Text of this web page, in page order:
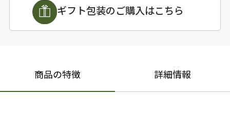
ギフト包装のご購入はこちら
商品の特徴 詳細情報